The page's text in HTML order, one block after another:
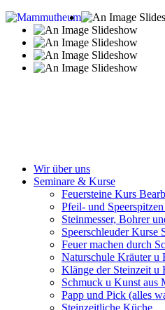
Wir über uns
Seminare & Kurse
Feuersteine Kurs
Pfeil- und
Steinmesser, Bohrer
Speerschleuder Kurse
Feuer machen durch
Naturschule Kräuter u
Klänge der Steinzeit u
Schmuck u Kunst aus
Papp und Pick (alles
Steinzeitliche Küche